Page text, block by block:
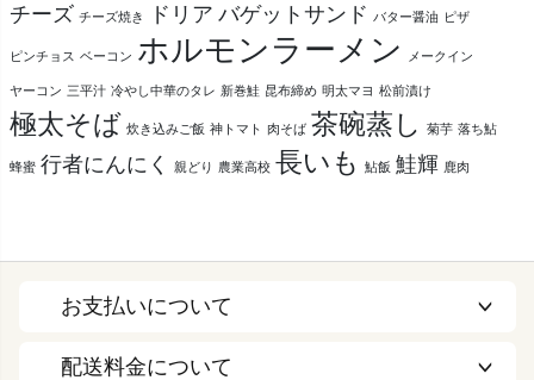
チーズ チーズ焼き ドリア バゲットサンド バター醤油 ピザ
ピンチョス ベーコン ホルモンラーメン メークイン
ヤーコン 三平汁 冷やし中華のタレ 新巻鮭 昆布締め 明太マヨ 松前漬け
極太そば 炊き込みご飯 神トマト 肉そば 茶碗蒸し 菊芋 落ち鮎
蜂蜜 行者にんにく 親どり 農業高校 長いも 鮎飯 鮭輝 鹿肉
お支払いについて
配送料金について